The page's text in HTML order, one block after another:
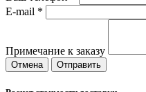
E-mail *
Примечание к заказу
Отмена Отправить